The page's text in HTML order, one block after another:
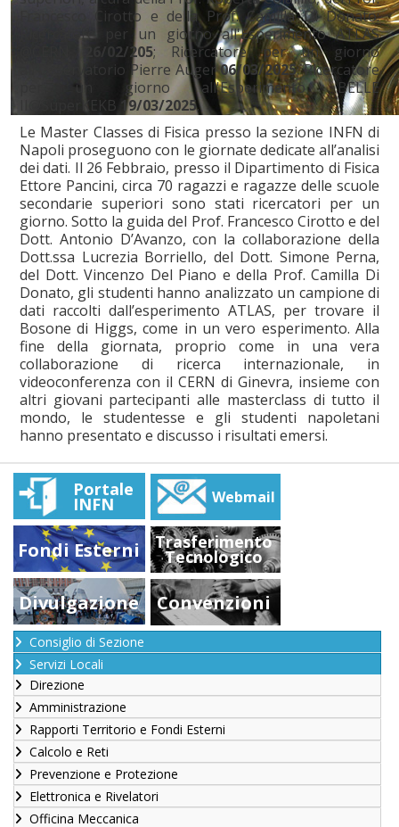
Francesco Cirotto e della Prof. Camilla Di Donato:
Ricercatore per un giorno all'Esperimento ATLAS
26/02/205; Ricercatore per un giorno
all'Osservatorio Pierre Auger06/03/2025; Ricercatore
per un giorno all'Esperimento BELLE
II@SuperKEKB 19/03/2025.
Le Master Classes di Fisica presso la sezione INFN di
Napoli proseguono con le giornate dedicate all’analisi
dei dati. Il 26 Febbraio, presso il Dipartimento di Fisica
Ettore Pancini, circa 70 ragazzi e ragazze delle scuole
secondarie superiori sono stati ricercatori per un
giorno. Sotto la guida del Prof. Francesco Cirotto e del
Dott. Antonio D’Avanzo, con la collaborazione della
Dott.ssa Lucrezia Borriello, del Dott. Simone Perna,
del Dott. Vincenzo Del Piano e della Prof. Camilla Di
Donato, gli studenti hanno analizzato un campione di
dati raccolti dall’esperimento ATLAS, per trovare il
Bosone di Higgs, come in un vero esperimento. Alla
fine della giornata, proprio come in una vera
collaborazione di ricerca internazionale, in
videoconferenza con il CERN di Ginevra, insieme con
altri giovani partecipanti alle masterclass di tutto il
mondo, le studentesse e gli studenti napoletani
hanno presentato e discusso i risultati emersi.
Portale
INFN Webmail
Fondi Esterni Trasferimento
Tecnologico
Divulgazione Convenzioni
Consiglio di Sezione
Servizi Locali
Direzione
Amministrazione
Rapporti Territorio e Fondi Esterni
Calcolo e Reti
Prevenzione e Protezione
Elettronica e Rivelatori
Officina Meccanica